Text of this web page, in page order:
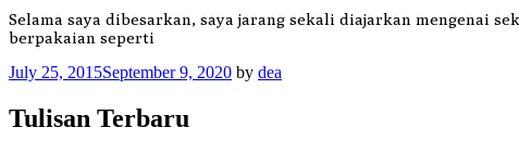
Selama saya dibesarkan, saya jarang sekali diajarkan mengenai
berpakaian seperti
July 25, 2015September 9, 2020 by dea
Tulisan Terbaru